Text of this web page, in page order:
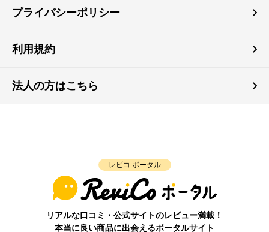
プライバシーポリシー
利用規約
法人の方はこちら
レビコ ポータル
リアルな口コミ・公式サイトのレビュー満載！
本当に良い商品に出会えるポータルサイト